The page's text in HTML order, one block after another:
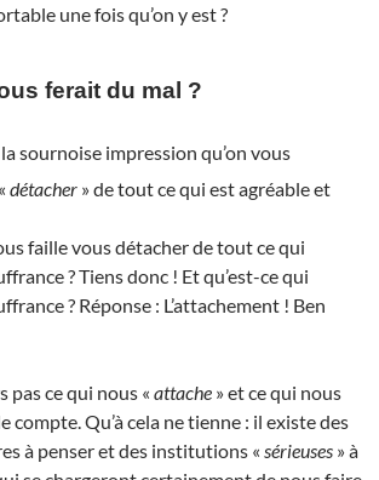
une fois qu’on y est ?
ferait du mal ?
la sournoise impression qu’on vous
détacher » de tout ce qui est agréable et
faille vous détacher de tout ce qui
? Tiens donc ! Et qu’est-ce qui
? Réponse : L’attachement ! Ben
ce qui nous « attache » et ce qui nous
compte. Qu’à cela ne tienne : il existe des
à penser et des institutions « sérieuses » à